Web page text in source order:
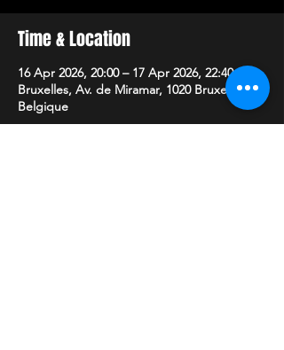
Time & Location
16 Apr 2026, 20:00 – 17 Apr 2026, 22:40
Bruxelles, Av. de Miramar, 1020 Bruxelles,
Belgique